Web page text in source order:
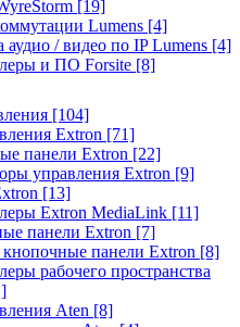
[19]
Lumens [4]
аудио / видео по IP Lumens [4]
и ПО Forsite [8]
[104]
Extron [71]
панели Extron [22]
управления Extron [9]
[13]
Extron MediaLink [11]
панели Extron [7]
панели Extron [8]
рабочего пространства
Aten [8]